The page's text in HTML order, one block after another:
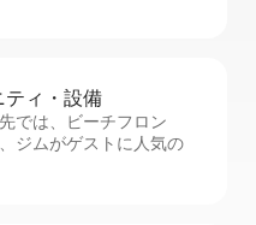
ィ・設⁠備
では、ビーチフロン
ジムがゲストに人気の